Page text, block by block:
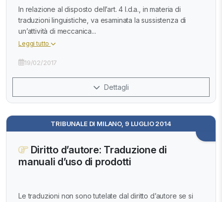
In relazione al disposto dell’art. 4 l.d.a., in materia di
traduzioni linguistiche, va esaminata la sussistenza di
un’attività di meccanica...
Leggi tutto
19/02/2017
Dettagli
TRIBUNALE DI MILANO, 9 LUGLIO 2014
Diritto d’autore: Traduzione di
manuali d’uso di prodotti
Le traduzioni non sono tutelate dal diritto d’autore se si